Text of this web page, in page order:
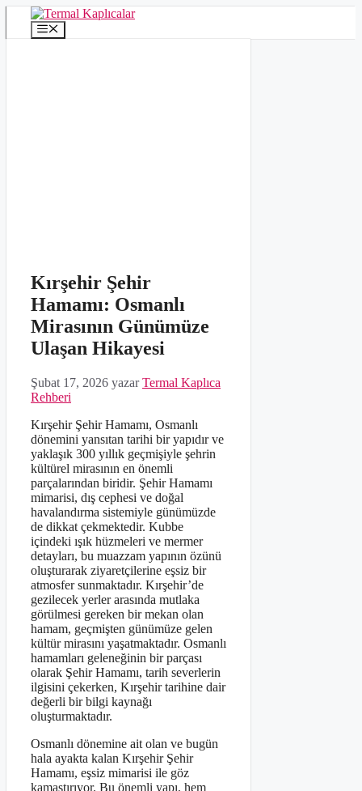
İçeriğe
Menü
Kırşehir Şehir
Hamamı: Osmanlı
Mirasının Günümüze
Ulaşan Hikayesi
Şubat 17, 2026 yazarTermal Kaplıca
Rehberi
Kırşehir Şehir Hamamı, Osmanlı
dönemini yansıtan tarihi bir yapıdır ve
yaklaşık 300 yıllık geçmişiyle şehrin
kültürel mirasının en önemli
parçalarından biridir. Şehir Hamamı
mimarisi, dış cephesi ve doğal
havalandırma sistemiyle günümüzde
de dikkat çekmektedir. Kubbe
içindeki ışık hüzmeleri ve mermer
detayları, bu muazzam yapının özünü
oluşturarak ziyaretçilerine eşsiz bir
atmosfer sunmaktadır. Kırşehir’de
gezilecek yerler arasında mutlaka
görülmesi gereken bir mekan olan
hamam, geçmişten günümüze gelen
kültür mirasını yaşatmaktadır. Osmanlı
hamamları geleneğinin bir parçası
olarak Şehir Hamamı, tarih severlerin
ilgisini çekerken, Kırşehir tarihine dair
değerli bir bilgi kaynağı
oluşturmaktadır.
Osmanlı dönemine ait olan ve bugün
hala ayakta kalan Kırşehir Şehir
Hamamı, eşsiz mimarisi ile göz
kamaştırıyor. Bu önemli yapı, hem